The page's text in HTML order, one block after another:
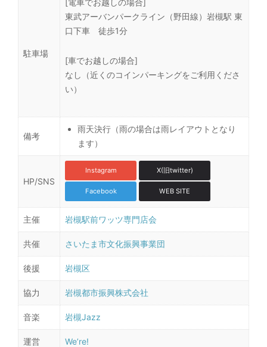
駐車場
東武アーバンパークライン（野田線）岩槻駅 東
口下車 徒歩1分
[車でお越しの場合]
なし（近くのコインパーキングをご利用くださ
い）
備考
雨天決行（雨の場合は雨レイアウトとなり
ます）
HP/SNS
Instagram X(旧twitter)
Facebook WEB SITE
主催 岩槻駅前ワッツ専門店会
共催 さいたま市文化振興事業団
後援 岩槻区
協力 岩槻都市振興株式会社
音楽 岩槻Jazz
運営 We’re!